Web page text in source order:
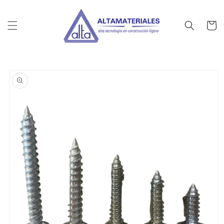
al contenido
Carrito
directamente
a la
información